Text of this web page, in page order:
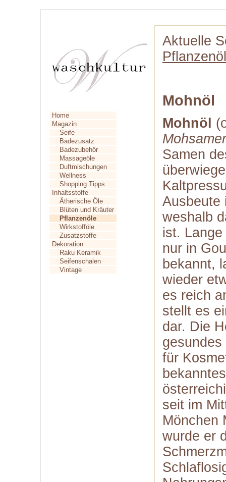
Home
Magazin
Seife
Badezusatz
Badezubehör
Massageöle
Duftmischungen
Wellness
Shopping Tipps
Inhaltsstoffe
Ätherische Öle
Blüten und Kräuter
Pflanzenöle
Wirkstofföle
Zusatzstoffe
Dekoration
Raku Keramik
Seifenschalen
Vintage
Aktuelle
Mohnöl
Mohnöl
Samen
Ausbeute
weshalb
ist.
nur in
bekannt,
wieder
es reich
stellt es
dar. Die
für
seit im
Mönchen
wurde er